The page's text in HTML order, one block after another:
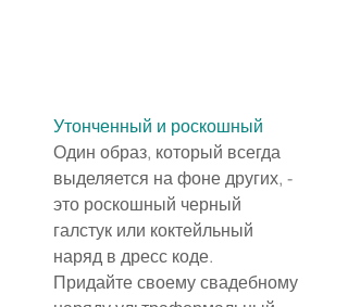
Утонченный и роскошный
Один образ, который всегда
выделяется на фоне других, -
это роскошный черный
галстук или коктейльный
наряд в дресс коде.
Придайте своему свадебному